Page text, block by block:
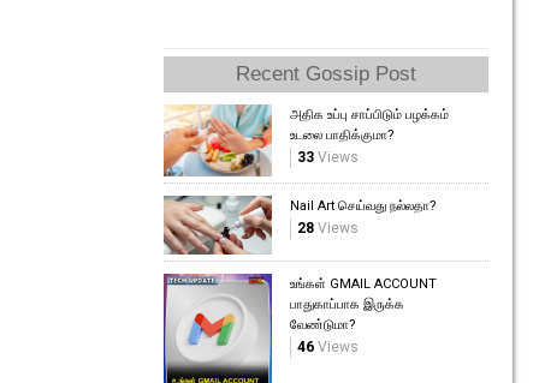
Recent Gossip Post
அதிக உப்பு சாப்பிடும் பழக்கம்
உடலை பாதிக்குமா?
33 Views
Nail Art செய்வது நல்லதா?
28 Views
உங்கள் GMAIL ACCOUNT
பாதுகாப்பாக இருக்க
வேண்டுமா?
46 Views